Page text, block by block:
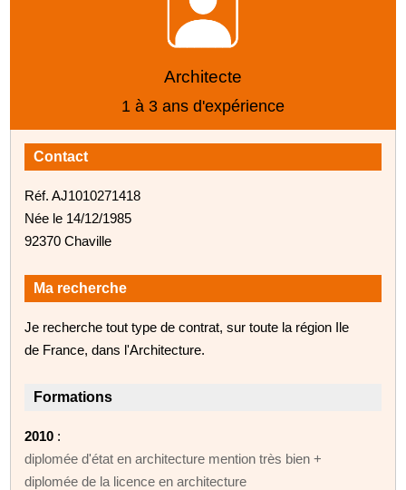
Architecte
1 à 3 ans d'expérience
Contact
Réf. AJ1010271418
Née le 14/12/1985
92370 Chaville
Ma recherche
Je recherche tout type de contrat, sur toute la région Ile
de France, dans l'Architecture.
Formations
2010 :
diplomée d'état en architecture mention très bien +
diplomée de la licence en architecture